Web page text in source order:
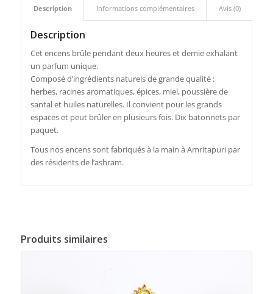
Description Informations complémentaires Avis (0)
Description
Cet encens brûle pendant deux heures et demie exhalant
un parfum unique.
Composé d’ingrédients naturels de grande qualité :
herbes, racines aromatiques, épices, miel, poussière de
santal et huiles naturelles. Il convient pour les grands
espaces et peut brûler en plusieurs fois. Dix batonnets par
paquet.
Tous nos encens sont fabriqués à la main à Amritapuri par
des résidents de l’ashram.
Produits similaires